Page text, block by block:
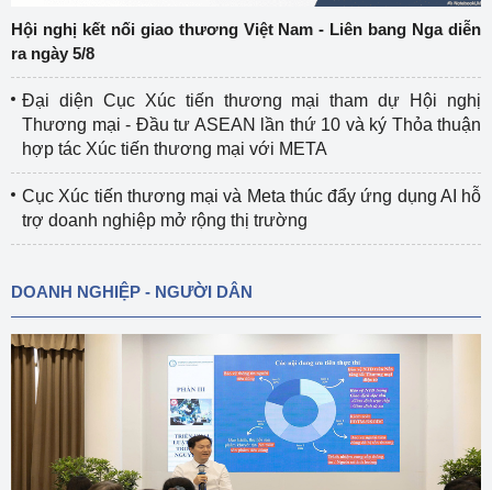
Hội nghị kết nối giao thương Việt Nam - Liên bang Nga diễn
ra ngày 5/8
Đại diện Cục Xúc tiến thương mại tham dự Hội nghị
Thương mại - Đầu tư ASEAN lần thứ 10 và ký Thỏa thuận
hợp tác Xúc tiến thương mại với META
Cục Xúc tiến thương mại và Meta thúc đẩy ứng dụng AI hỗ
trợ doanh nghiệp mở rộng thị trường
DOANH NGHIỆP - NGƯỜI DÂN